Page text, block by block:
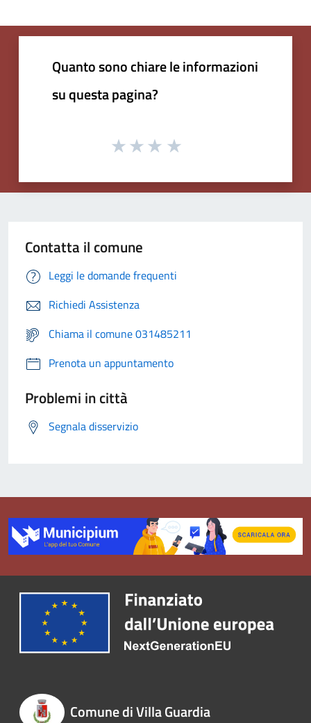
Quanto sono chiare le informazioni
su questa pagina?
Contatta il comune
Leggi le domande frequenti
Richiedi Assistenza
Chiama il comune 031485211
Prenota un appuntamento
Problemi in città
Segnala disservizio
Comune di Villa Guardia